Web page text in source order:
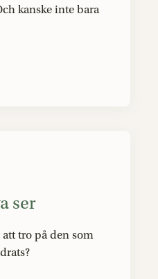
kanske inte bara
ser
att tro på den som